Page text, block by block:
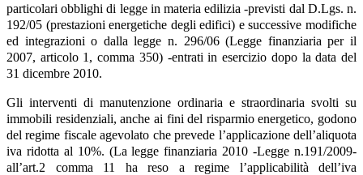
particolari obblighi di legge in materia edilizia -previsti dal D.Lgs. n.
192/05 (prestazioni energetiche degli edifici) e successive modifiche
ed integrazioni o dalla legge n. 296/06 (Legge finanziaria per il
2007, articolo 1, comma 350) -entrati in esercizio dopo la data del
31 dicembre 2010.
Gli interventi di manutenzione ordinaria e straordinaria svolti su
immobili residenziali, anche ai fini del risparmio energetico, godono
del regime fiscale agevolato che prevede l’applicazione dell’aliquota
iva ridotta al 10%. (La legge finanziaria 2010 -Legge n.191/2009-
all’art.2 comma 11 ha reso a regime l’applicabilità dell’iva